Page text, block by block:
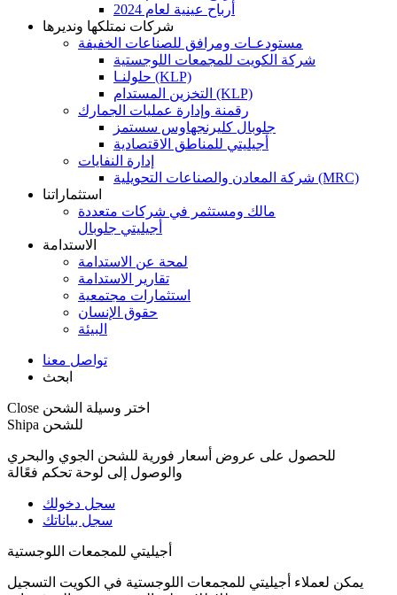
أرباح عينية لعام 2024
شركات نمتلكها ونديرها
مستودعـات ومرافق للصناعات الخفيفة
شركة الكويت للمجمعات اللوجستية
حلولنـا (KLP)
التخزين المستدام (KLP)
رقمنة وإدارة عمليات الجمارك
جلوبال كليرنجهاوس سستمز
أجيليتي للمناطق الاقتصادية
إدارة النفايات
شركة المعادن والصناعات التحويلية (MRC)
استثماراتنا
مالك ومستثمر في شركات متعددة
أجيليتي جلوبال
الاستدامة
لمحة عن الاستدامة
تقارير الاستدامة
استثمارات مجتمعية
حقوق الإنسان
البيئة
تواصل معنا
ابحث
Close اختر وسيلة الشحن
Shipa للشحن
للحصول على عروض أسعار فورية للشحن الجوي والبحري
والوصول إلى لوحة تحكم فعًالة
سجل دخولك
سجل بياناتك
أجيليتي للمجمعات اللوجستية
يمكن لعملاء أجيليتي للمجمعات اللوجستية في الكويت التسجيل